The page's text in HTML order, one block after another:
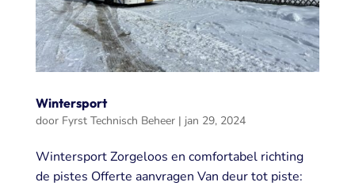
Wintersport
door Fyrst Technisch Beheer| jan 29, 2024
Wintersport Zorgeloos en comfortabel richting
de pistes Offerte aanvragen Van deur tot piste: